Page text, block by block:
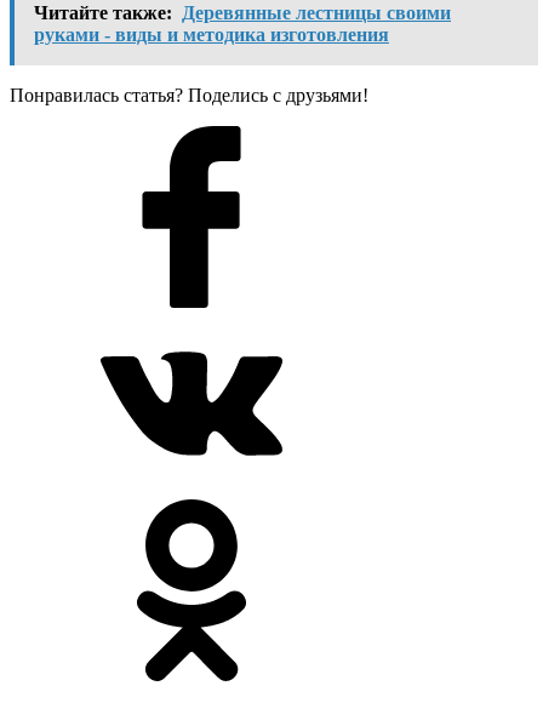
Читайте также:
Деревянные лестницы своими
руками - виды и методика изготовления
Понравилась статья? Поделись с друзьями!